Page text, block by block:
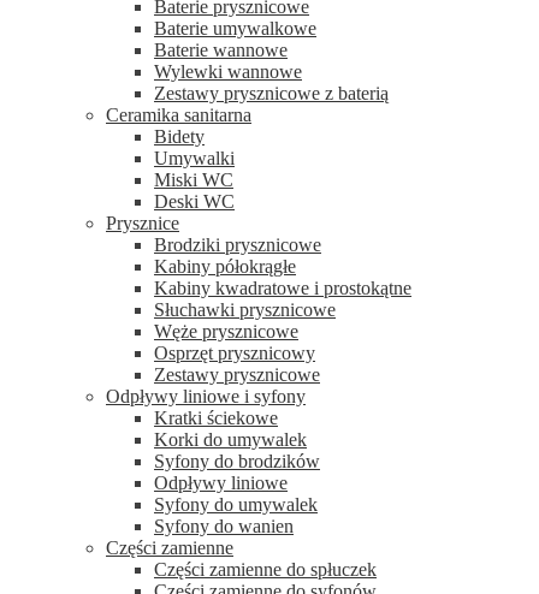
Baterie prysznicowe
Baterie umywalkowe
Baterie wannowe
Wylewki wannowe
Zestawy prysznicowe z baterią
Ceramika sanitarna
Bidety
Umywalki
Miski WC
Deski WC
Prysznice
Brodziki prysznicowe
Kabiny półokrągłe
Kabiny kwadratowe i prostokątne
Słuchawki prysznicowe
Węże prysznicowe
Osprzęt prysznicowy
Zestawy prysznicowe
Odpływy liniowe i syfony
Kratki ściekowe
Korki do umywalek
Syfony do brodzików
Odpływy liniowe
Syfony do umywalek
Syfony do wanien
Części zamienne
Części zamienne do spłuczek